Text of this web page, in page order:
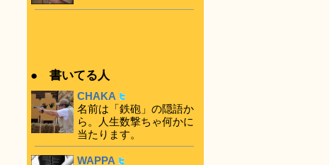
● 書いてる人
CHAKA
名前は「鉄砲」の隠語か
ら。人生数撃ちゃ何かに
当たります。
WAPPA